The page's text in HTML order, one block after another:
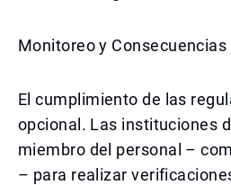
Monitoreo y Consecuencias
El cumplimiento de las
opcional. Las instituciones
miembro del personal –
– para realizar